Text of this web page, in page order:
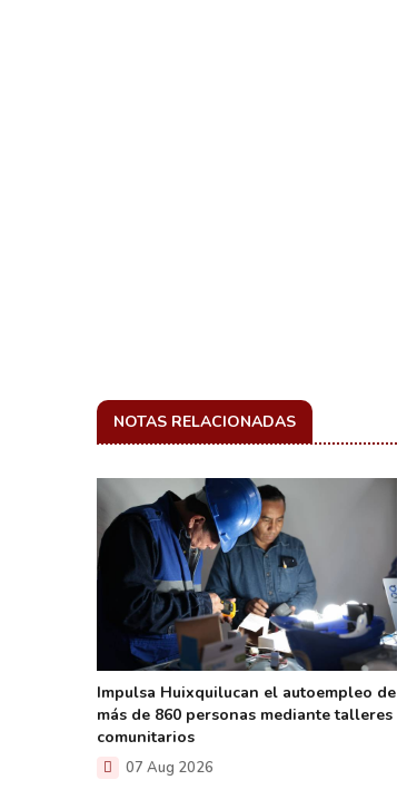
NOTAS RELACIONADAS
Impulsa Huixquilucan el autoempleo de
más de 860 personas mediante talleres
comunitarios
07 Aug 2026